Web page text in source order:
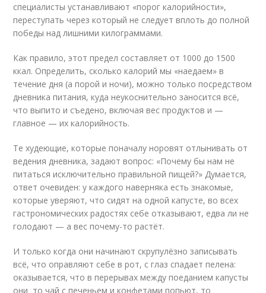
специалисты устанавливают «порог калорийности»,
переступать через который не следует вплоть до полной
победы над лишними килограммами.
Как правило, этот предел составляет от 1000 до 1500
ккал. Определить, сколько калорий мы «наедаем» в
течение дня (а порой и ночи), можно только посредством
дневника питания, куда неукоснительно заносится всё,
что выпито и съедено, включая вес продуктов и —
главное — их калорийность.
Те худеющие, которые поначалу норовят отлынивать от
ведения дневника, задают вопрос: «Почему бы нам не
питаться исключительно правильной пищей?» Думается,
ответ очевиден: у каждого наверняка есть знакомые,
которые уверяют, что сидят на одной капусте, во всех
гастрономических радостях себе отказывают, едва ли не
голодают — а вес почему-то растёт.
И только когда они начинают скрупулёзно записывать
всё, что оправляют себе в рот, с глаз спадает пелена:
оказывается, что в перерывах между поеданием капусты
они то чай с печеньем и конфетами попьют, то